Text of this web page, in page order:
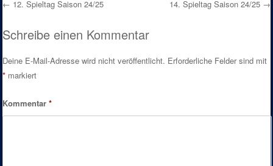
Post navigation
← 12. Spieltag Saison 24/25 14. Spieltag Saison 24/25 →
Schreibe einen Kommentar
Deine E-Mail-Adresse wird nicht veröffentlicht. Erforderliche Felder sind mit
* markiert
Kommentar*